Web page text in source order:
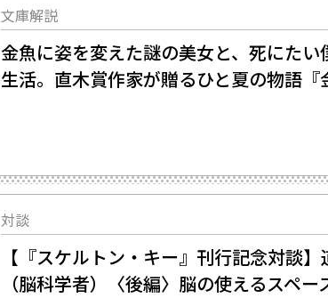
文庫解説
金魚に姿を変えた謎の美女と、死にた
生活。直木賞作家が贈るひと夏の物語『
対談
【『スケルトン・キー』刊行記念対談
（脳科学者）〈後編〉脳の使えるスペ